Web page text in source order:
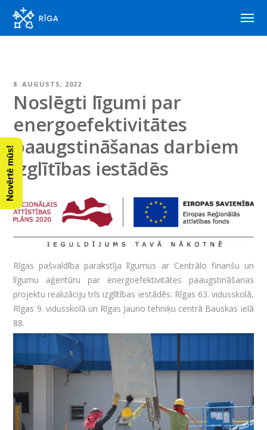
8. AUGUSTS, 2022
Noslēgti līgumi par
energoefektivitātes
paaugstināšanas darbiem
izglītības iestādēs
Rīgas pašvaldība parakstīja līgumus ar Centrālo finanšu un
līgumu aģentūru par energoefektivitātes paaugstināšanas
projektu realizāciju trīs izglītības iestādēs: Rīgas 63. vidusskolā,
Rīgas 9. vidusskolā un Rīgas Jauno tehniķu centrā Bauskas ielā
88.
Novērtē mūs!